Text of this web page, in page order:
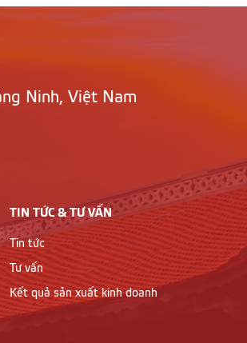
Ninh, Việt Nam
TIN TỨC & TƯ VẤN
Tin tức
Tư vấn
Kết quả sản xuất kinh doanh